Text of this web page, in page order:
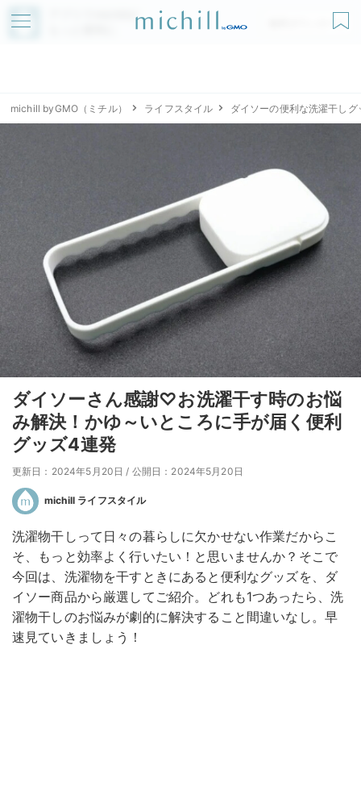
アプリでmichillが
無料ダウンロード
michill byGMO（ミチル） ライフスタイル ダイソーの便利な洗濯干しグ
ダイソーさん感謝♡お洗濯干す時のお悩
み解決！かゆ～いところに手が届く便利
グッズ4連発
更新日：2024年5月20日 / 公開日：2024年5月20日
michill ライフスタイル
洗濯物干しって日々の暮らしに欠かせない作業だからこ
そ、もっと効率よく行いたい！と思いませんか？そこで
今回は、洗濯物を干すときにあると便利なグッズを、ダ
イソー商品から厳選してご紹介。どれも1つあったら、洗
濯物干しのお悩みが劇的に解決すること間違いなし。早
速見ていきましょう！